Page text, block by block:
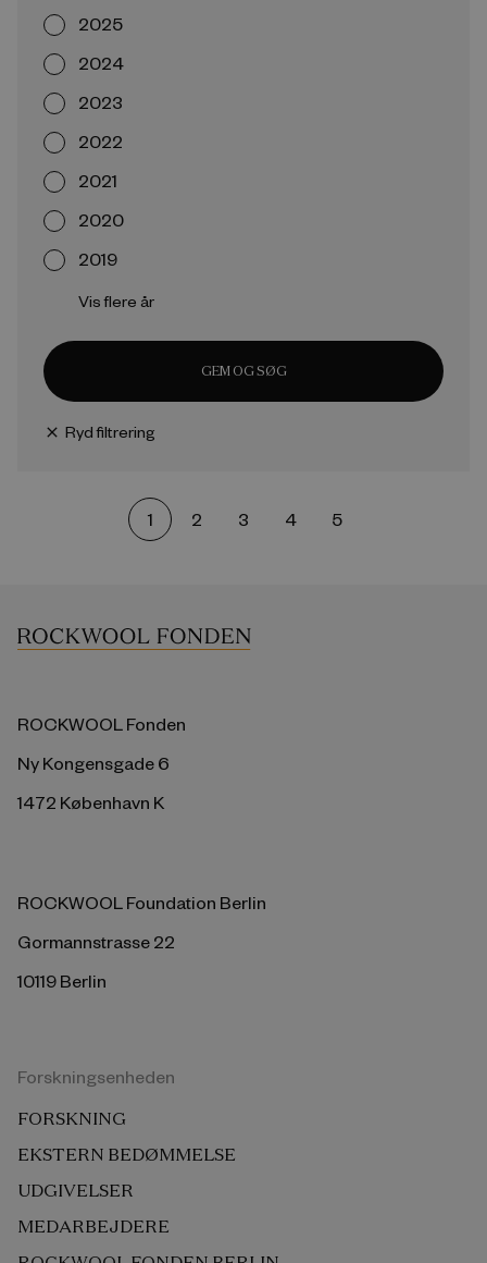
2025
2024
2023
2022
2021
2020
2019
Vis flere år
GEM OG SØG
close Ryd filtrering
1 2 3 4 5
ROCKWOOL Fonden
Ny Kongensgade 6
1472 København K
ROCKWOOL Foundation Berlin
Gormannstrasse 22
10119 Berlin
Forskningsenheden
FORSKNING
EKSTERN BEDØMMELSE
UDGIVELSER
MEDARBEJDERE